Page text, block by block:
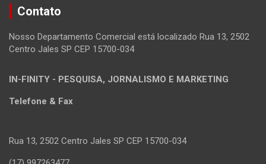
Contato
Nosso Departamento Comercial está localizado Rua 13, 2502
Centro Jales SP CEP 15700-034
IN-FINITY - PESQUISA, JORNALISMO E MARKETING
Telefone & Fax
Rua 13, 2502 Centro Jales SP CEP 15700-034